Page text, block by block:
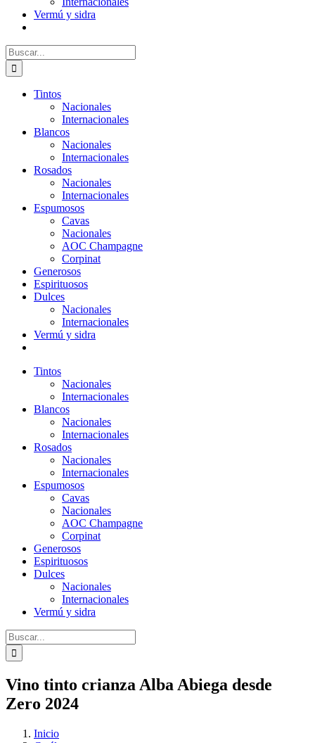
Vermú y sidra
Buscar:
Tintos
Nacionales
Internacionales
Blancos
Nacionales
Internacionales
Rosados
Nacionales
Internacionales
Espumosos
Cavas
Nacionales
AOC Champagne
Corpinat
Generosos
Espirituosos
Dulces
Nacionales
Internacionales
Vermú y sidra
Tintos
Nacionales
Internacionales
Blancos
Nacionales
Internacionales
Rosados
Nacionales
Internacionales
Espumosos
Cavas
Nacionales
AOC Champagne
Corpinat
Generosos
Espirituosos
Dulces
Nacionales
Internacionales
Vermú y sidra
Buscar:
Vino tinto crianza Alba Abiega desde
Zero 2024
Inicio